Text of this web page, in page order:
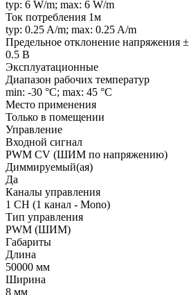
typ: 6 W/m; max: 6 W/m
Ток потребления 1м
typ: 0.25 A/m; max: 0.25 A/m
Предельное отклонение напряжения ±
0.5 В
Эксплуатационные
Диапазон рабочих температур
min: -30 °C; max: 45 °C
Место применения
Только в помещении
Управление
Входной сигнал
PWM СV (ШИМ по напряжению)
Диммируемый(ая)
Да
Каналы управления
1 CH (1 канал - Mono)
Тип управления
PWM (ШИМ)
Габариты
Длина
50000 мм
Ширина
8 мм